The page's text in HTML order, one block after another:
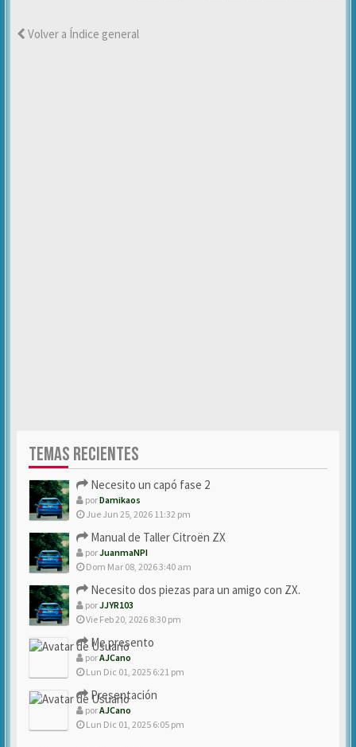
Volver a Índice general
TEMAS RECIENTES
Necesito un capó fase 2
porDamikaos
Jue Jun 25, 2026 11:32 pm
Manual de Taller Citroën ZX
porJuanmaNPI
Dom Mar 08, 2026 3:40 am
Necesito dos piezas para un amigo con ZX.
porJJYR103
Vie Feb 20, 2026 8:30 pm
Me presento
porAJCano
Lun Dic 01, 2025 6:21 pm
Presentación
porAJCano
Lun Dic 01, 2025 6:05 pm